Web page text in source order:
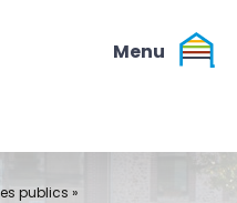
publics »